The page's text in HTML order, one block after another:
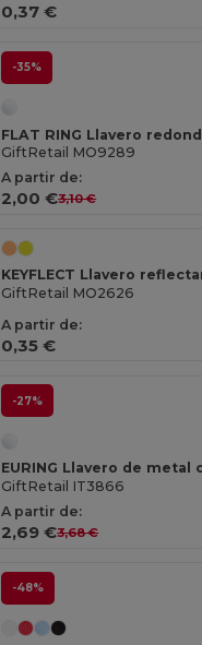
0,37 €
-35%
FLAT RING Llavero
GiftRetail MO9289
A partir de:
2,00 €3,10 €
KEYFLECT Llavero
GiftRetail MO2626
A partir de:
0,35 €
-27%
EURING Llavero de metal
GiftRetail IT3866
A partir de:
2,69 €3,68 €
-48%